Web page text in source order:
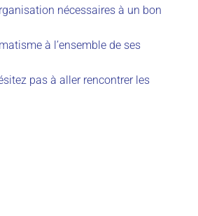
nécessaires à un bon
à l’ensemble de ses
pas à aller rencontrer les